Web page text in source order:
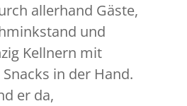
allerhand Gäste,
und
Kellnern mit
in der Hand.
er da,